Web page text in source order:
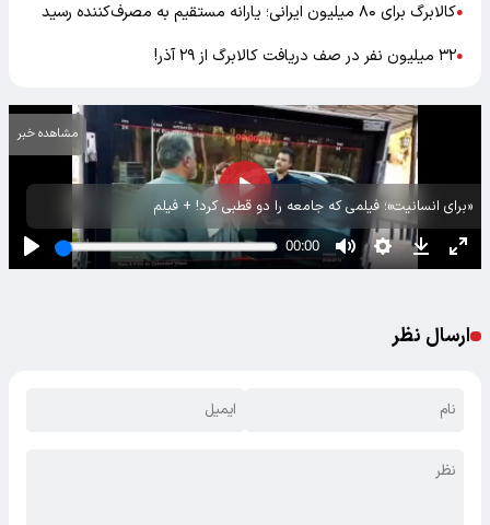
●کالابرگ برای ۸۰ میلیون ایرانی؛ یارانه مستقیم به مصرف‌کننده رسید
●۳۲ میلیون نفر در صف دریافت کالابرگ از ۲۹ آذر!
«برای انسانیت»؛ فیلمی که جامعه را دو قطبی کرد! + فیلم
مشاهده خبر
ارسال نظر